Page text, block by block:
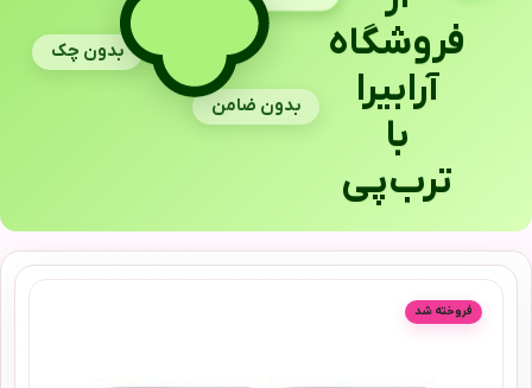
فروشگاه
آرابیرا
با
ترب‌پی
بدون چک
بدون ضامن
فروخته شد